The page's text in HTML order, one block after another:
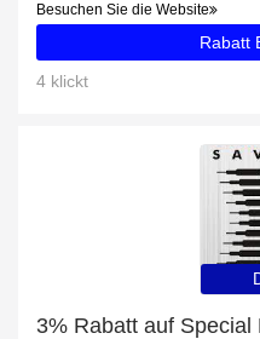
Besuchen Sie die Website
Rabatt
4 klickt